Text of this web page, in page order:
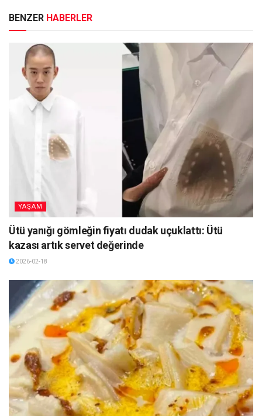
BENZER HABERLER
YAŞAM
Ütü yanığı gömleğin fiyatı dudak uçuklattı: Ütü
kazası artık servet değerinde
2026-02-18